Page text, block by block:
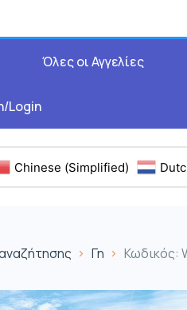
Όλες οι Αγγελίες
Login
Chinese (Simplified)
Γη Κωδικός: